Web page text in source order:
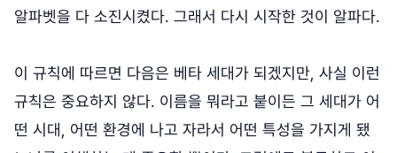
알파벳을 다 소진시켰다. 그래서 다시 시작한 것이 알파다.
이 규칙에 따르면 다음은 베타 세대가 되겠지만, 사실 이런
규칙은 중요하지 않다. 이름을 뭐라고 붙이든 그 세대가 어
떤 시대, 어떤 환경에 나고 자라서 어떤 특성을 가지게 됐